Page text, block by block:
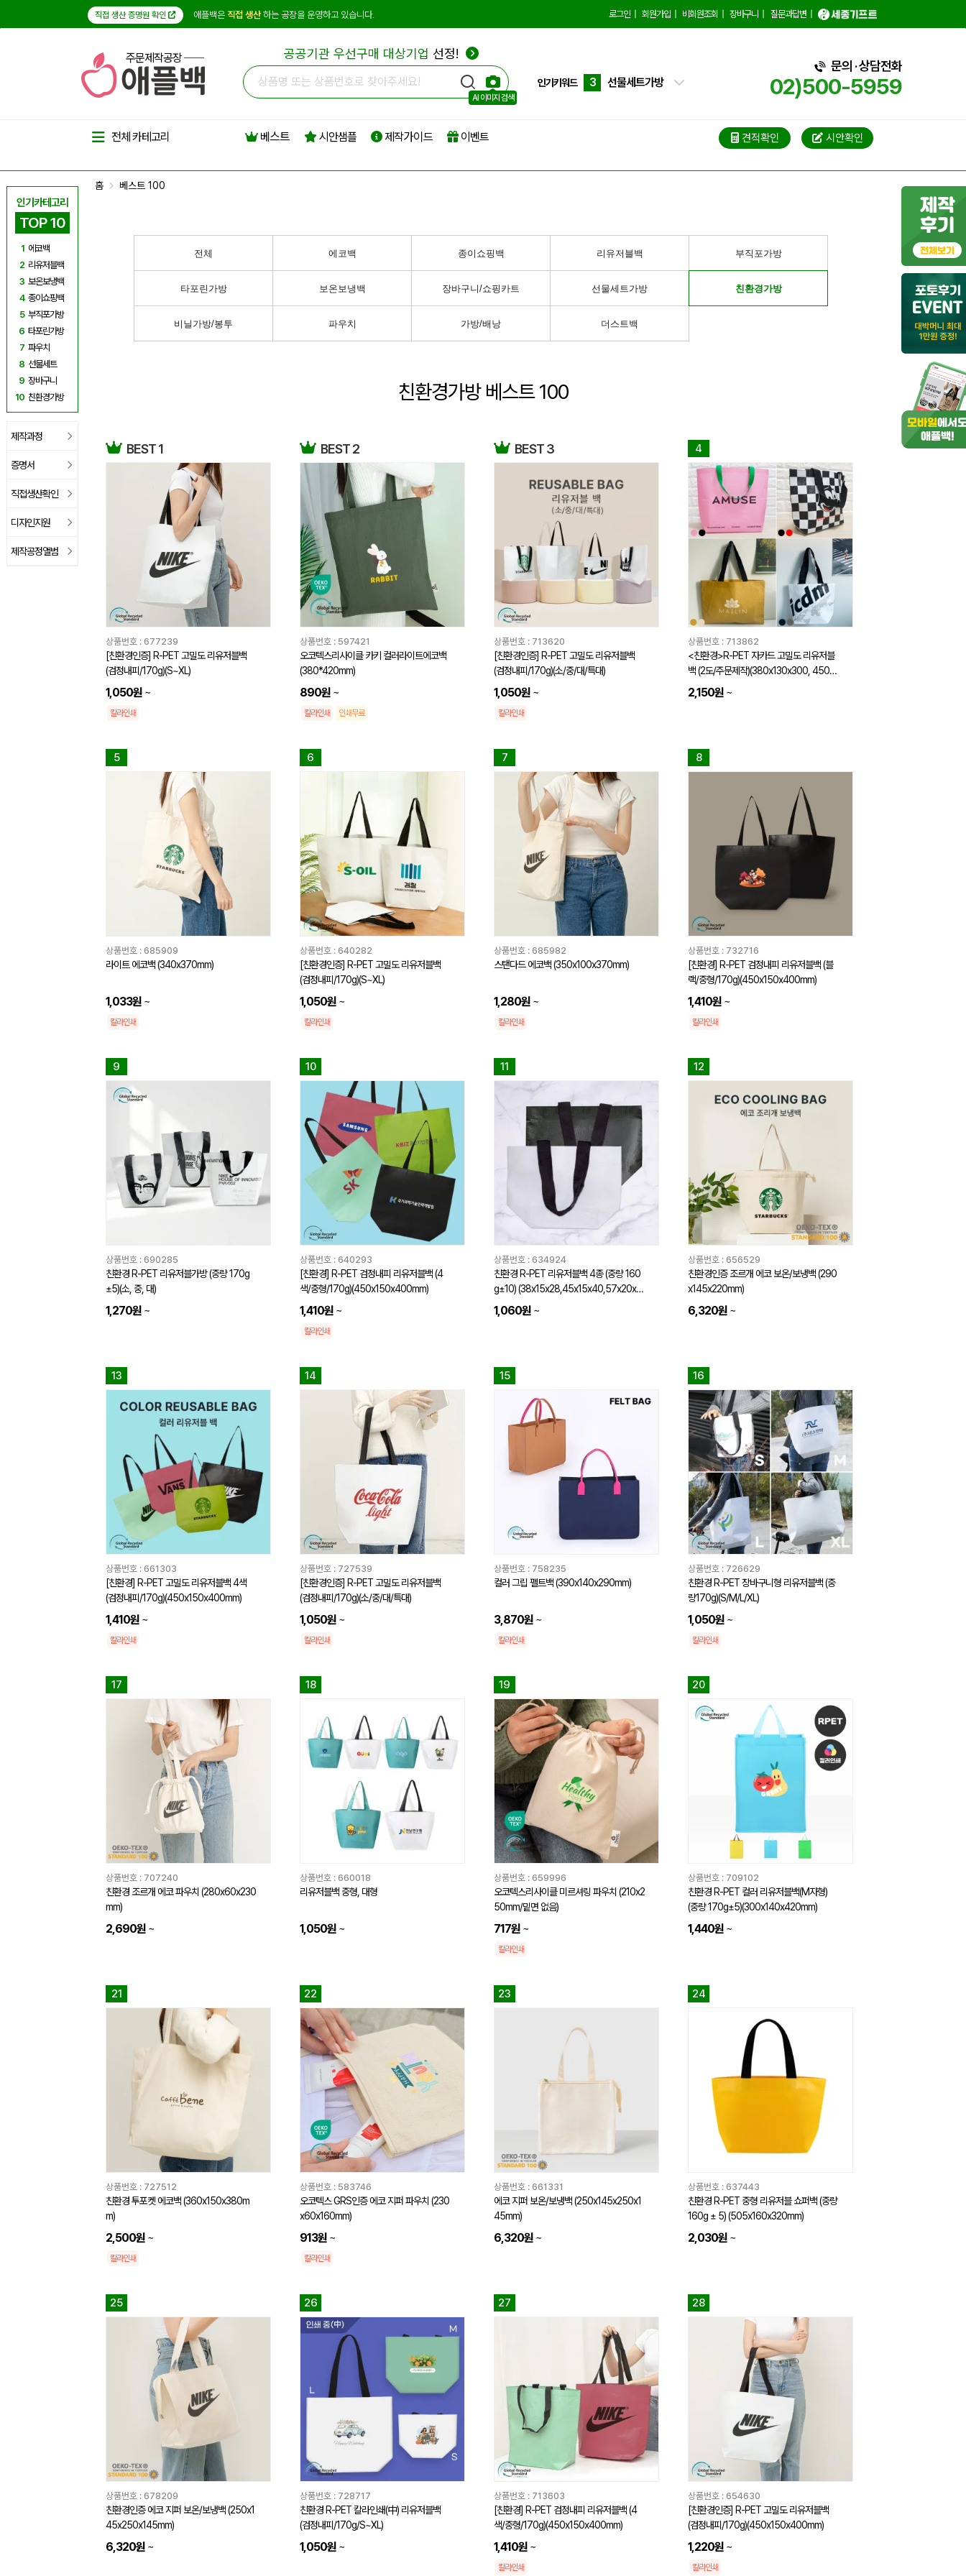
직접 생산 증명원 확인 애플백은 직접 생산하는 공장을 운영하고 있습니다. 로그인 회원가입 비회원조회 장바구니 질문과답변
주문제작공장 공공기관 우선구매 대상기업 선정!
AI 이미지 검색
인기키워드
1
에코백
3
선물세트가방
친환경가방
10
더스트백
문의 · 상담전화
02)500-5959
인기카테고리
TOP 10
1 에코백
2 리유저블백
3 보온보냉백
4 종이쇼핑백
5 부직포가방
6 타포린가방
7 파우치
8 선물세트
9 장바구니
10 친환경가방
제작과정
증명서
직접생산확인
디자인지원
제작공정앨범
전체 카테고리 베스트 시안샘플 제작가이드 이벤트 견적확인 시안확인
홈 베스트 100
전체 에코백 종이쇼핑백 리유저블백 부직포가방
타포린가방 보온보냉백 장바구니/쇼핑카트 선물세트가방 친환경가방
비닐가방/봉투 파우치 가방/배낭 더스트백
친환경가방 베스트 100
BEST 1
상품번호 : 677239
[친환경인증] R-PET 고밀도 리유저블백
(검정내피/170g)(S~XL)
1,050원 ~
칼라인쇄
BEST 2
상품번호 : 597421
오코텍스리사이클 카키 컬러라이트에코백
(380*420mm)
890원 ~
칼라인쇄 인쇄무료
BEST 3
상품번호 : 713620
[친환경인증] R-PET 고밀도 리유저블백
(검정내피/170g)(소/중/대/특대)
1,050원 ~
칼라인쇄
4
상품번호 : 713862
<친환경>R-PET 자카드 고밀도 리유저블
백 (2도/주문제작)(380x130x300, 450x1
30x380, 510x150x460mm)
2,150원 ~
5
상품번호 : 685909
라이트 에코백 (340x370mm)
1,033원 ~
칼라인쇄
6
상품번호 : 640282
[친환경인증] R-PET 고밀도 리유저블백
(검정내피/170g)(S~XL)
1,050원 ~
칼라인쇄
7
상품번호 : 685982
스탠다드 에코백 (350x100x370mm)
1,280원 ~
칼라인쇄
8
상품번호 : 732716
[친환경] R-PET 검정내피 리유저블백 (블
랙/중형/170g)(450x150x400mm)
1,410원 ~
칼라인쇄
9
상품번호 : 690285
친환경 R-PET 리유저블가방 (중량 170g
±5)(소, 중, 대)
1,270원 ~
10
상품번호 : 640293
[친환경] R-PET 검정내피 리유저블백 (4
색/중형/170g)(450x150x400mm)
1,410원 ~
칼라인쇄
11
상품번호 : 634924
친환경 R-PET 리유저블백 4종 (중량 160
g±10) (38x15x28,45x15x40,57x20x4
3,40x24x42cm)
1,060원 ~
12
상품번호 : 656529
친환경인증 조르개 에코 보온/보냉백 (290
x145x220mm)
6,320원 ~
13
상품번호 : 661303
[친환경] R-PET 고밀도 리유저블백 4색
(검정내피/170g)(450x150x400mm)
1,410원 ~
칼라인쇄
14
상품번호 : 727539
[친환경인증] R-PET 고밀도 리유저블백
(검정내피/170g)(소/중/대/특대)
1,050원 ~
칼라인쇄
15
상품번호 : 758235
컬러 그립 펠트백 (390x140x290mm)
3,870원 ~
칼라인쇄
16
상품번호 : 726629
친환경 R-PET 장바구니형 리유저블백 (중
량170g)(S/M/L/XL)
1,050원 ~
칼라인쇄
17
상품번호 : 707240
친환경 조르개 에코 파우치 (280x60x230
mm)
2,690원 ~
18
상품번호 : 660018
리유저블백 중형, 대형
1,050원 ~
19
상품번호 : 659996
오코텍스리사이클 미르셔링 파우치 (210x2
50mm/밑면 없음)
717원 ~
칼라인쇄
20
상품번호 : 709102
친환경 R-PET 컬러 리유저블백(M자형)
(중량 170g±5)(300x140x420mm)
1,440원 ~
21
상품번호 : 727512
친환경 투포켓 에코백 (360x150x380m
m)
2,500원 ~
칼라인쇄
22
상품번호 : 583746
오코텍스 GRS인증 에코 지퍼 파우치 (230
x60x160mm)
913원 ~
칼라인쇄
23
상품번호 : 661331
에코 지퍼 보온/보냉백 (250x145x250x1
45mm)
6,320원 ~
24
상품번호 : 637443
친환경 R-PET 중형 리유저블 쇼퍼백 (중량
160g ± 5) (505x160x320mm)
2,030원 ~
25
상품번호 : 678209
친환경인증 에코 지퍼 보온/보냉백 (250x1
45x250x145mm)
6,320원 ~
26
상품번호 : 728717
친환경 R-PET 칼라인쇄(中) 리유저블백
(검정내피/170g/S~XL)
1,050원 ~
27
상품번호 : 713603
[친환경] R-PET 검정내피 리유저블백 (4
색/중형/170g)(450x150x400mm)
1,410원 ~
칼라인쇄
28
상품번호 : 654630
[친환경인증] R-PET 고밀도 리유저블백
(검정내피/170g)(450x150x400mm)
1,220원 ~
칼라인쇄